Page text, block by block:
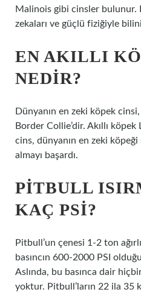
Malinois gibi cinsler bulunur.
zekaları ve güçlü fiziğiyle
EN AKILLI
NEDIR?
Dünyanın en zeki köpek
Border Collie’dir. Akıllı
cins, dünyanın en zeki
almayı başardı.
PITBULL
KAÇ PSI?
Pitbull’un çenesi 1-2 ton
basıncın 600-2000 PSI
Aslında, bu basınca dair
yoktur. Pitbull’ların 22 ila 35